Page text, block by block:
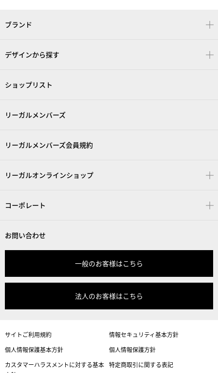
ブランド
デザインから探す
ショップリスト
リーガルメンバーズ
リーガルメンバーズ会員規約
リーガルオンラインショップ
コーポレート
お問い合わせ
一般のお客様はこちら
法人のお客様はこちら
サイトご利用規約 情報セキュリティ基本方針
個人情報保護基本方針 個人情報保護方針
カスタマーハラスメントに対する基本
特定商取引に関する表記